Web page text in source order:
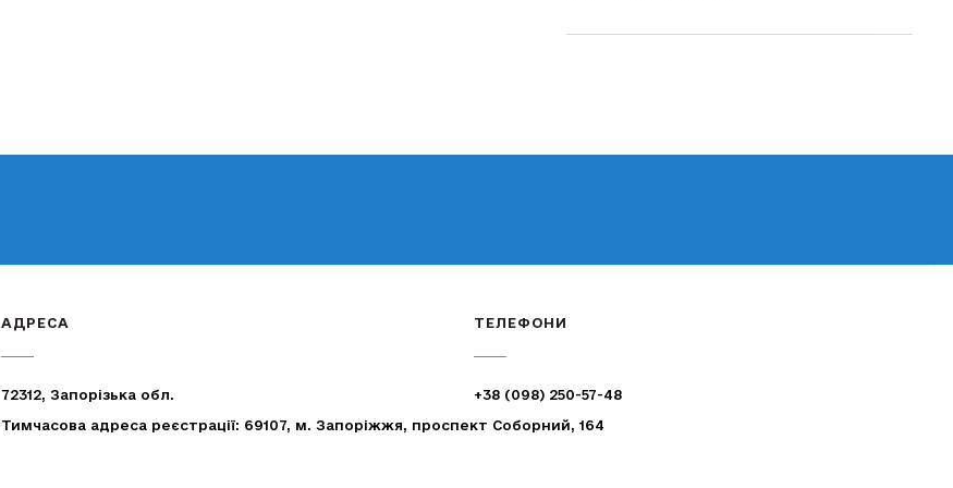
АДРЕСА
72312, Запорізька обл.
Тимчасова адреса реєстрації: 69107, м. Запоріжжя, проспект Соборний, 164
ТЕЛЕФОНИ
+38 (098) 250-57-48